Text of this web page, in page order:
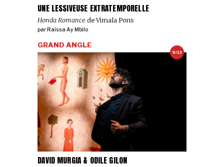
UNE LESSIVEUSE EXTRATEMPORELLE
Honda Romance de Vimala Pons
par Raïssa Ay Mbilo
9/13
DAVID MURGIA & ODILE GILON
GRAND ANGLE